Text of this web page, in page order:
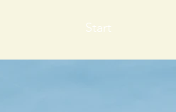
Start